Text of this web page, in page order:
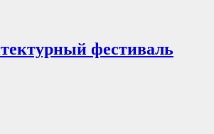
фестиваль